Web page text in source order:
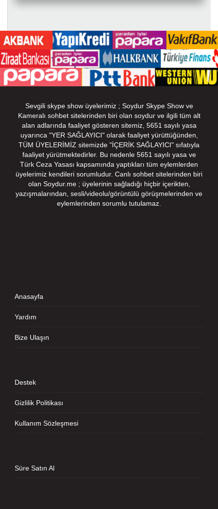
Sevgili skype show üyelerimiz ; Soydur Skype Show ve
Kameralı sohbet sitelerinden biri olan soydur ve ilgili tüm alt
alan adlarında faaliyet gösteren sitemiz, 5651 sayılı yasa
uyarınca "YER SAĞLAYICI" olarak faaliyet yürüttüğünden,
TÜM ÜYELERİMİZ sitemizde "İÇERİK SAĞLAYICI" sıfatıyla
faaliyet yürütmektedirler. Bu nedenle 5651 sayılı yasa ve
Türk Ceza Yasası kapsamında yaptıkları tüm eylemlerden
üyelerimiz kendileri sorumludur. Canlı sohbet sitelerinden biri
olan Soydur.me ; üyelerinin sağladığı hiçbir içerikten,
yazışmalarından, sesli/videolu/görüntülü görüşmelerinden ve
eylemlerinden sorumlu tutulamaz.
Anasayfa
Yardım
Bize Ulaşın
Destek
Gizlilik Politikası
Kullanım Sözleşmesi
Süre Satın Al